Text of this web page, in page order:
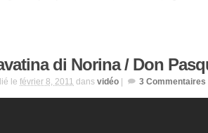
di Norina / Don
le février 8, 2011 dans vidéo 3 Commentaires